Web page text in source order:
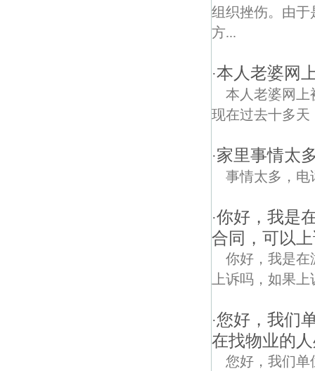
组织挫伤。由于
方...
·本人老婆网
本人老婆网上
现在过去十多天
·家里事情太
事情太多，电
·你好，我是
合同，可以
你好，我是在
上诉吗，如果
·您好，我们
在找物业的
您好，我们单